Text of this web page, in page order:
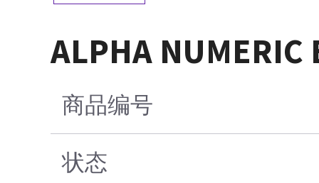
ALPHA NUMERIC
商品编号
状态